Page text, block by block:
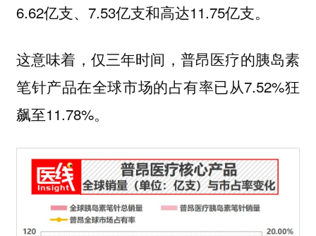
6.62亿支、7.53亿支和高达11.75亿支。
这意味着，仅三年时间，普昂医疗的胰岛素
笔针产品在全球市场的占有率已从7.52%狂
飙至11.78%。